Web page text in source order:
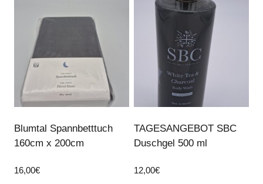
Blumtal Spannbetttuch
160cm x 200cm
16,00€
TAGESANGEBOT SBC
Duschgel 500 ml
12,00€